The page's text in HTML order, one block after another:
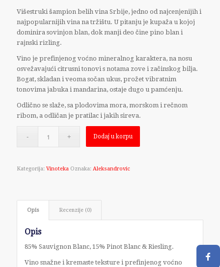
Višestruki šampion belih vina Srbije, jedno od najcenjenijih i
najpopularnijih vina na tržištu. U pitanju je kupaža u kojoj
dominira sovinjon blan, dok manji deo čine pino blan i
rajnski rizling.
Vino je prefinjenog voćno mineralnog karaktera, na nosu
osvežavajući citrusni tonovi s notama zove i začinskog bilja.
Bogat, skladan i veoma sočan ukus, prožet vibratnim
tonovima jabuka i mandarina, ostaje dugo u pamćenju.
Odlično se slaže, sa plodovima mora, morskom i rečnom
ribom, a odličan je pratilac i jakih sireva.
Dodaj u korpu
Kategorija: Vinoteka Oznaka: Aleksandrovic
Opis Recenzije (0)
Opis
85% Sauvignon Blanc, 15% Pinot Blanc & Riesling.
Vino snažne i kremaste teksture i prefinjenog voćno